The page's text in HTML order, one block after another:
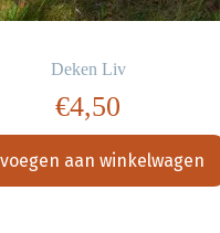
Deken Liv
€4,50
aan winkelwagen